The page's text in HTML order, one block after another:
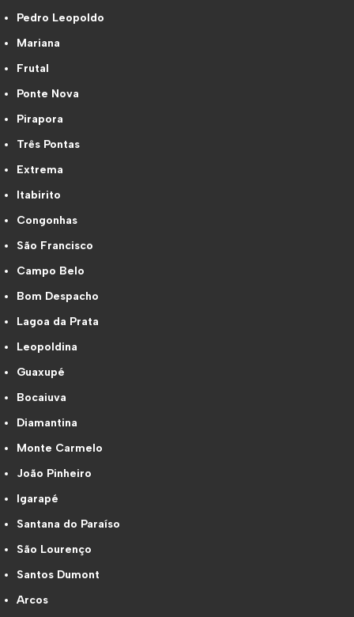
Pedro Leopoldo
Mariana
Frutal
Ponte Nova
Pirapora
Três Pontas
Extrema
Itabirito
Congonhas
São Francisco
Campo Belo
Bom Despacho
Lagoa da Prata
Leopoldina
Guaxupé
Bocaiuva
Diamantina
Monte Carmelo
João Pinheiro
Igarapé
Santana do Paraíso
São Lourenço
Santos Dumont
Arcos